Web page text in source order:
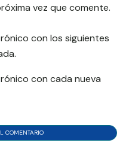
vez que comente.
con los siguientes
con cada nueva